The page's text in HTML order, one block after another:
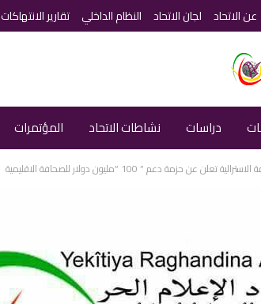
عن الاتحاد لجان الاتحاد النظام الداخلي تقارير الانتهاكات
دراسات نشاطات الاتحاد المؤتمرات
تعلن عن حزمة دعم ” 100 “مليون دولار للصحافة الاقليمية